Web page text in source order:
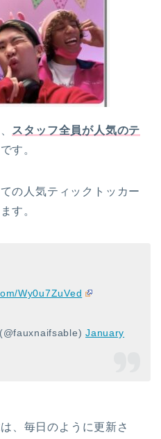
スタッフ全員が人気のテ
す。
の人気ティックトッカー
す。
Wy0u7ZuVed
January
、毎日のように更新さ